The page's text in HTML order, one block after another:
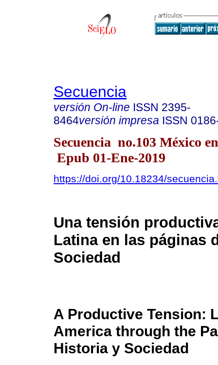
Secuencia
versión On-line ISSN 2395-
8464versión impresa ISSN
Secuencia no.103 México
Epub 01-Ene-2019
https://doi.org/10.18234/
Una tensión
Latina en las páginas
Sociedad
A Productive Tension:
America through the
Historia y Sociedad